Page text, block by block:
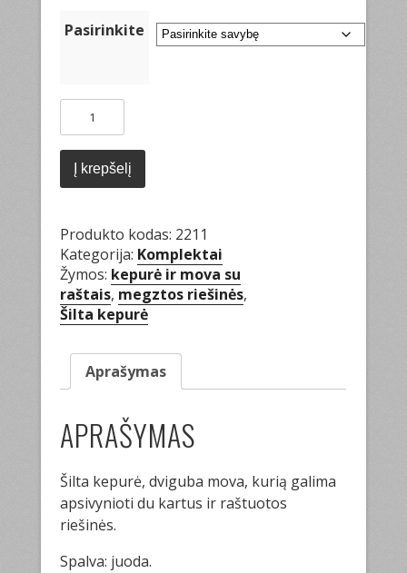
Pasirinkite
produkto
kiekis:
Kepurė,
dviguba
mova,
Į krepšelį
Produkto kodas: 2211
Kategorija: Komplektai
Žymos: kepurė ir mova su
raštais, megztos riešinės,
Šilta kepurė
Aprašymas
APRAŠYMAS
Šilta kepurė, dviguba mova, kurią galima
apsivynioti du kartus ir raštuotos
riešinės.
Spalva: juoda.